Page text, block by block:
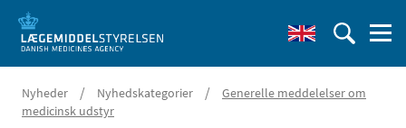
Nyheder / Nyhedskategorier /
Generelle meddelelser om
medicinsk udstyr